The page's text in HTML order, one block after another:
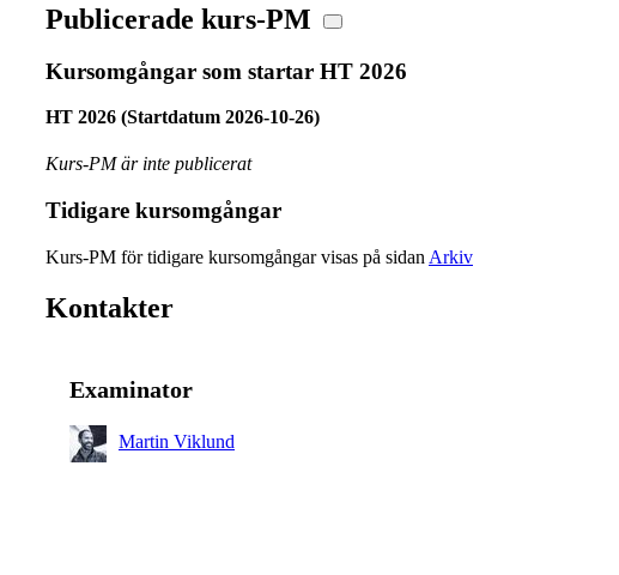
Publicerade kurs-PM
Kursomgångar som startar HT 2026
HT 2026 (Startdatum 2026-10-26)
Kurs-PM är inte publicerat
Tidigare kursomgångar
Kurs-PM för tidigare kursomgångar visas på sidan Arkiv
Kontakter
Examinator
Martin Viklund